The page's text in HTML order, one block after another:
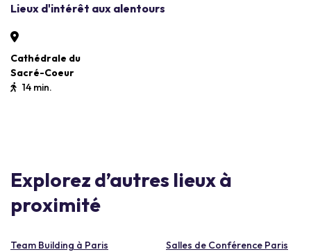
Lieux d'intérêt aux alentours
Cathédrale du
Sacré-Coeur
14 min.
Explorez d’autres lieux à
proximité
Team Building à Paris Salles de Conférence Paris